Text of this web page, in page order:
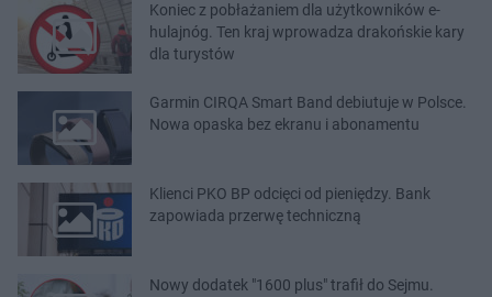
Koniec z pobłażaniem dla użytkowników e-
hulajnóg. Ten kraj wprowadza drakońskie kary
dla turystów
Garmin CIRQA Smart Band debiutuje w Polsce.
Nowa opaska bez ekranu i abonamentu
Klienci PKO BP odcięci od pieniędzy. Bank
zapowiada przerwę techniczną
Nowy dodatek "1600 plus" trafił do Sejmu.